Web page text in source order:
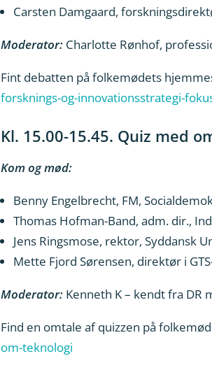
Carsten Damgaard,
Moderator: Charlotte Rønhof,
Fint debatten på folkemødets
forsknings-og-innovationsstrategi-
Kl. 15.00-15.45. Quiz med
Kom og mød:
Benny Engelbrecht, FM,
Thomas Hofman-Band, adm. dir.,
Jens Ringsmose, rektor, Syddansk
Mette Fjord Sørensen, direktør i
Moderator:Kenneth K – kendt fra DR
Find en omtale af quizzen på
om-teknologi